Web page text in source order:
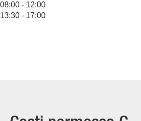
08:00 - 12:00
13:30 - 17:00